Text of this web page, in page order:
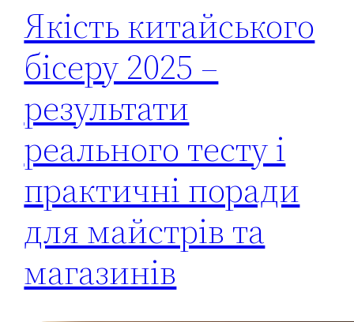
Якість китайського
бісеру 2025 –
результати
реального тесту і
практичні поради
для майстрів та
магазинів